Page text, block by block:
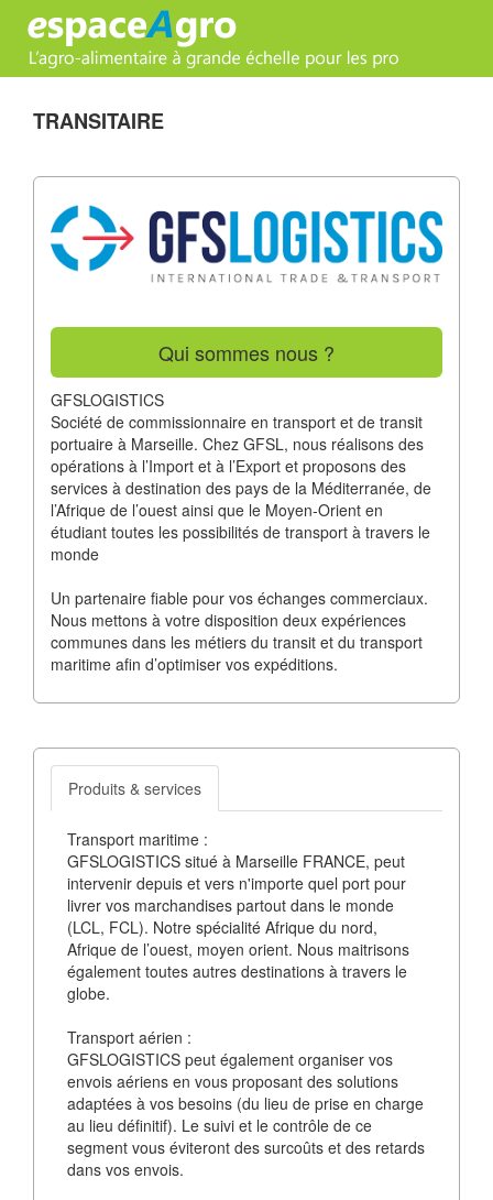
TRANSITAIRE
Qui sommes nous ?
GFSLOGISTICS
Société de commissionnaire en transport et de transit
portuaire à Marseille. Chez GFSL, nous réalisons des
opérations à l’Import et à l’Export et proposons des
services à destination des pays de la Méditerranée, de
l’Afrique de l’ouest ainsi que le Moyen-Orient en
étudiant toutes les possibilités de transport à travers le
monde
Un partenaire fiable pour vos échanges commerciaux.
Nous mettons à votre disposition deux expériences
communes dans les métiers du transit et du transport
maritime afin d’optimiser vos expéditions.
Produits & services
Transport maritime :
GFSLOGISTICS situé à Marseille FRANCE, peut
intervenir depuis et vers n'importe quel port pour
livrer vos marchandises partout dans le monde
(LCL, FCL). Notre spécialité Afrique du nord,
Afrique de l’ouest, moyen orient. Nous maitrisons
également toutes autres destinations à travers le
globe.
Transport aérien :
GFSLOGISTICS peut également organiser vos
envois aériens en vous proposant des solutions
adaptées à vos besoins (du lieu de prise en charge
au lieu définitif). Le suivi et le contrôle de ce
segment vous éviteront des surcoûts et des retards
dans vos envois.